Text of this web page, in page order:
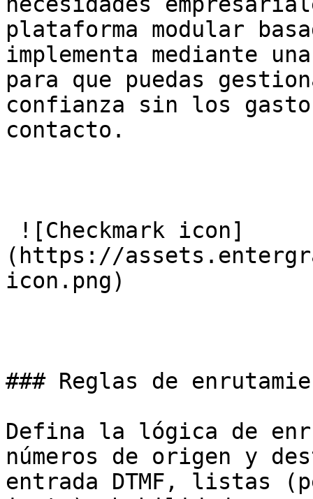
plataforma modular
implementa mediante
para que puedas
confianza sin los
contacto.
(https://
icon.png)
### Reglas de
Defina la lógica de
números de origen y
entrada DTMF, listas